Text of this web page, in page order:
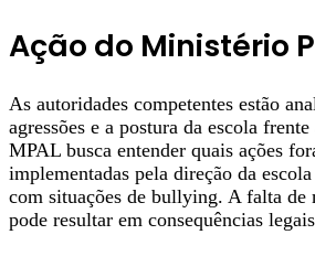
Ação do Ministério
As autoridades competentes estão
agressões e a postura da escola
MPAL busca entender quais ações
implementadas pela direção da
com situações de bullying. A falta de
pode resultar em consequências